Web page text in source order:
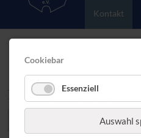
Kontakt
Zum Newsletter
Cookiebar
Essenziell
Auswahl